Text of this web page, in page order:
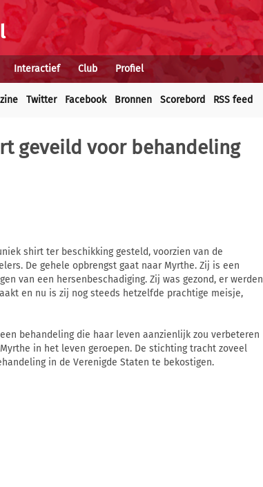
Interactief Club Profiel
Twitter Facebook Bronnen Scorebord RSS feed
geveild voor behandeling
shirt ter beschikking gesteld, voorzien van de
De gehele opbrengst gaat naar Myrthe. Zij is een
van een hersenbeschadiging. Zij was gezond, er werden
en nu is zij nog steeds hetzelfde prachtige meisje,
behandeling die haar leven aanzienlijk zou verbeteren
in het leven geroepen. De stichting tracht zoveel
in de Verenigde Staten te bekostigen.